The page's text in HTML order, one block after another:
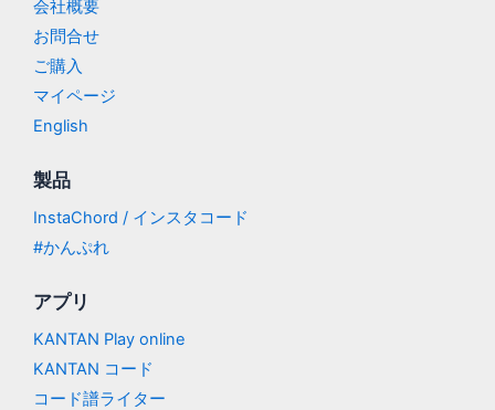
会社概要
お問合せ
ご購入
マイページ
English
製品
InstaChord / インスタコード
#かんぷれ
アプリ
KANTAN Play online
KANTAN コード
コード譜ライター